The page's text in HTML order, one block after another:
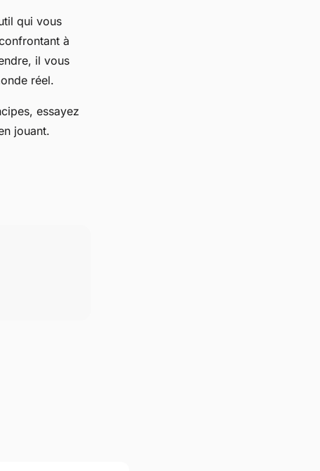
qui vous
à
il vous
réel.
essayez
jouant.